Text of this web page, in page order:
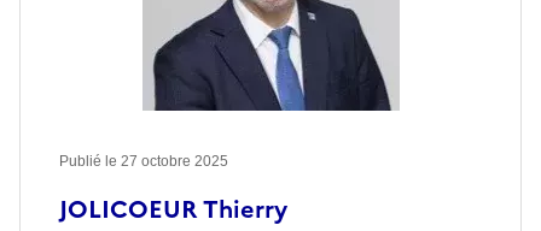
JOLICOEUR Thierry
Publié le 27 octobre 2025